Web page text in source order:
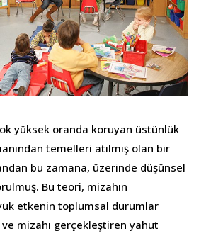
yüksek oranda koruyan üstünlük
temelleri atılmış olan bir
bu zamana, üzerinde düşünsel
Bu teori, mizahın
etkenin toplumsal durumlar
mizahı gerçekleştiren yahut